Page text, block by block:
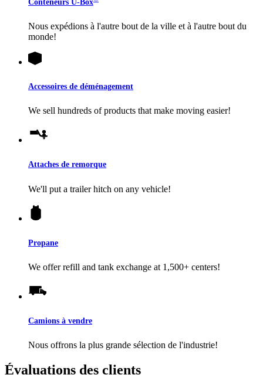
Conteneurs U-Box
Nous expédions à l'autre bout de la ville et à l'autre bout du
monde!
Accessoires de déménagement
We sell hundreds of products that make moving easier!
Attaches de remorque
We'll put a trailer hitch on any vehicle!
Propane
We offer refill and tank exchange at 1,500+ centers!
Camions à vendre
Nous offrons la plus grande sélection de l'industrie!
Évaluations des clients